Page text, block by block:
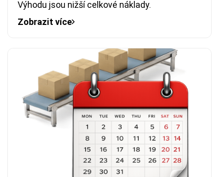
Výhodu jsou nižší celkové náklady.
Zobrazit více